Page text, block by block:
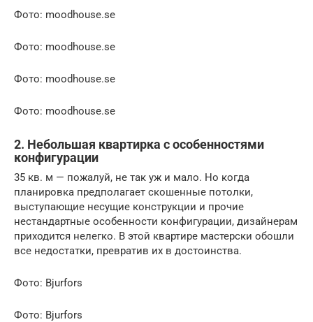
Фото: moodhouse.se
Фото: moodhouse.se
Фото: moodhouse.se
Фото: moodhouse.se
2. Небольшая квартирка с особенностями
конфигурации
35 кв. м — пожалуй, не так уж и мало. Но когда
планировка предполагает скошенные потолки,
выступающие несущие конструкции и прочие
нестандартные особенности конфигурации, дизайнерам
приходится нелегко. В этой квартире мастерски обошли
все недостатки, превратив их в достоинства.
Фото: Bjurfors
Фото: Bjurfors